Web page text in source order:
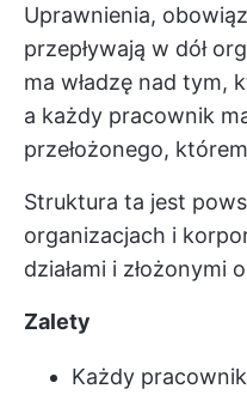
Uprawnienia,
przepływają w dół
ma władzę nad tym,
a każdy pracownik
przełożonego,
Struktura ta jest
organizacjach i
działami i złożonymi
Zalety
Każdy